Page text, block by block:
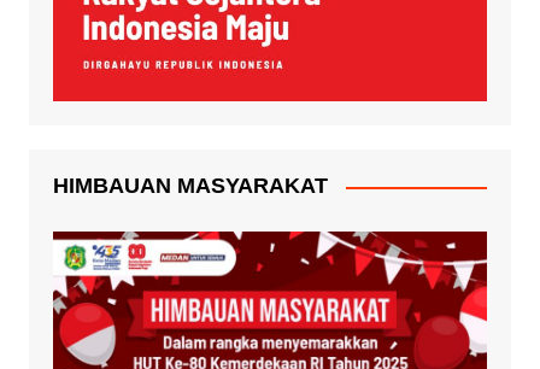
HIMBAUAN MASYARAKAT